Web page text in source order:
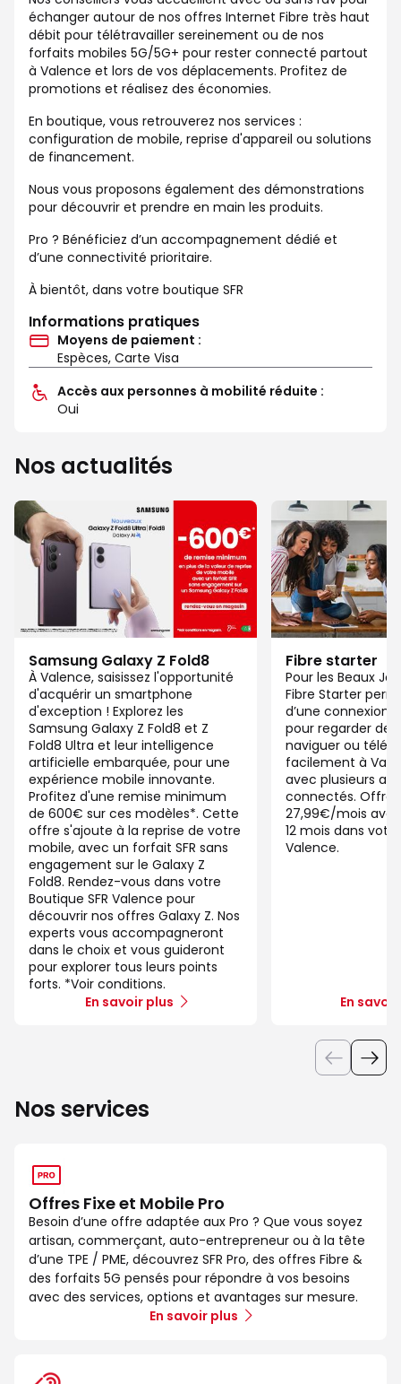
échanger autour de nos offres Internet Fibre très haut
débit pour télétravailler sereinement ou de nos
forfaits mobiles 5G/5G+ pour rester connecté partout
à Valence et lors de vos déplacements. Profitez de
promotions et réalisez des économies.
En boutique, vous retrouverez nos services :
configuration de mobile, reprise d'appareil ou solutions
de financement.
Nous vous proposons également des démonstrations
pour découvrir et prendre en main les produits.
Pro ? Bénéficiez d’un accompagnement dédié et
d’une connectivité prioritaire.
À bientôt, dans votre boutique SFR
Informations pratiques
Moyens de paiement :
Espèces, Carte Visa
Accès aux personnes à mobilité réduite :
Oui
Nos actualités
Samsung Galaxy Z Fold8
À Valence, saisissez l'opportunité
d'acquérir un smartphone
d'exception ! Explorez les
Samsung Galaxy Z Fold8 et Z
Fold8 Ultra et leur intelligence
artificielle embarquée, pour une
expérience mobile innovante.
Profitez d'une remise minimum
de 600€ sur ces modèles*. Cette
offre s'ajoute à la reprise de votre
mobile, avec un forfait SFR sans
engagement sur le Galaxy Z
Fold8. Rendez-vous dans votre
Boutique SFR Valence pour
découvrir nos offres Galaxy Z. Nos
experts vous accompagneront
dans le choix et vous guideront
pour explorer tous leurs points
forts. *Voir conditions.
En savoir plus
Fibre starter
Pour les Beaux
Fibre Starter
d’une connexion
pour regarder des
naviguer ou
facilement à
avec plusieurs
connectés. Offre
27,99€/mois
12 mois dans
Valence.
En
Nos services
Offres Fixe et Mobile Pro
Besoin d’une offre adaptée aux Pro ? Que vous soyez
artisan, commerçant, auto-entrepreneur ou à la tête
d’une TPE / PME, découvrez SFR Pro, des offres Fibre &
des forfaits 5G pensés pour répondre à vos besoins
avec des services, options et avantages sur mesure.
En savoir plus